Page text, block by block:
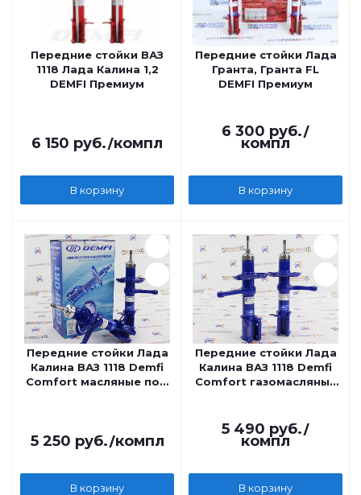
Передние стойки ВАЗ
1118 Лада Калина 1,2
DEMFI Премиум
6 150 руб./компл
В корзину
Передние стойки Лада
Гранта, Гранта FL
DEMFI Премиум
6 300 руб./
компл
В корзину
Передние стойки Лада
Калина ВАЗ 1118 Demfi
Comfort масляные под
5 250 руб./компл
В корзину
Передние стойки Лада
Калина ВАЗ 1118 Demfi
Comfort газомасляные
5 490 руб./
компл
В корзину